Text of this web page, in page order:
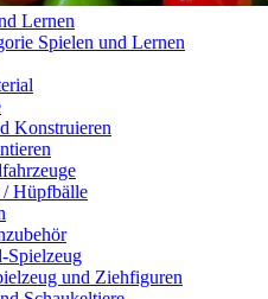
Lernen
Spielen und Lernen
Konstruieren
Hüpfbälle
und Ziehfiguren